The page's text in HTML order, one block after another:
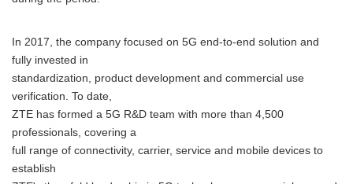
In 2017, the company focused on 5G end-to-end solution and
fully invested in
standardization, product development and commercial use
verification. To date,
ZTE has formed a 5G R&D team with more than 4,500
professionals, covering a
full range of connectivity, carrier, service and mobile devices to
establish